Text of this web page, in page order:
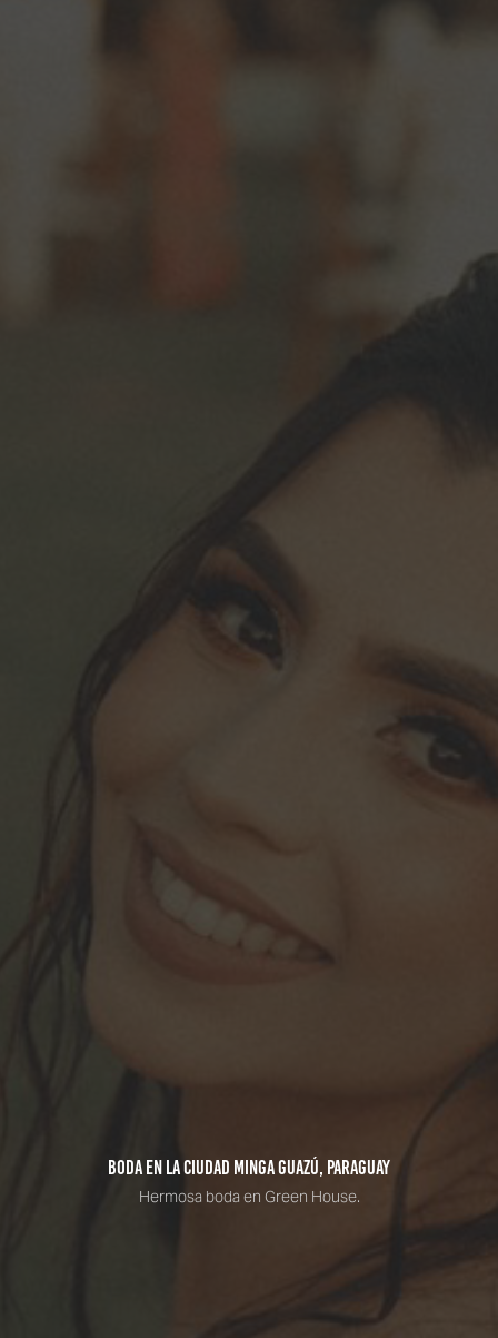
Boda en la Ciudad Minga Guazú, Paraguay
Hermosa boda en Green House.